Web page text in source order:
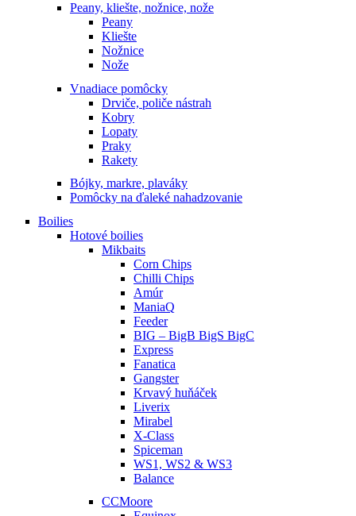
Peany, kliešte, nožnice, nože
Peany
Kliešte
Nožnice
Nože
Vnadiace pomôcky
Drviče, poliče nástrah
Kobry
Lopaty
Praky
Rakety
Bójky, markre, plaváky
Pomôcky na ďaleké nahadzovanie
Boilies
Hotové boilies
Mikbaits
Corn Chips
Chilli Chips
Amúr
ManiaQ
Feeder
BIG – BigB BigS BigC
Express
Fanatica
Gangster
Krvavý huňáček
Liverix
Mirabel
X-Class
Spiceman
WS1, WS2 & WS3
Balance
CCMoore